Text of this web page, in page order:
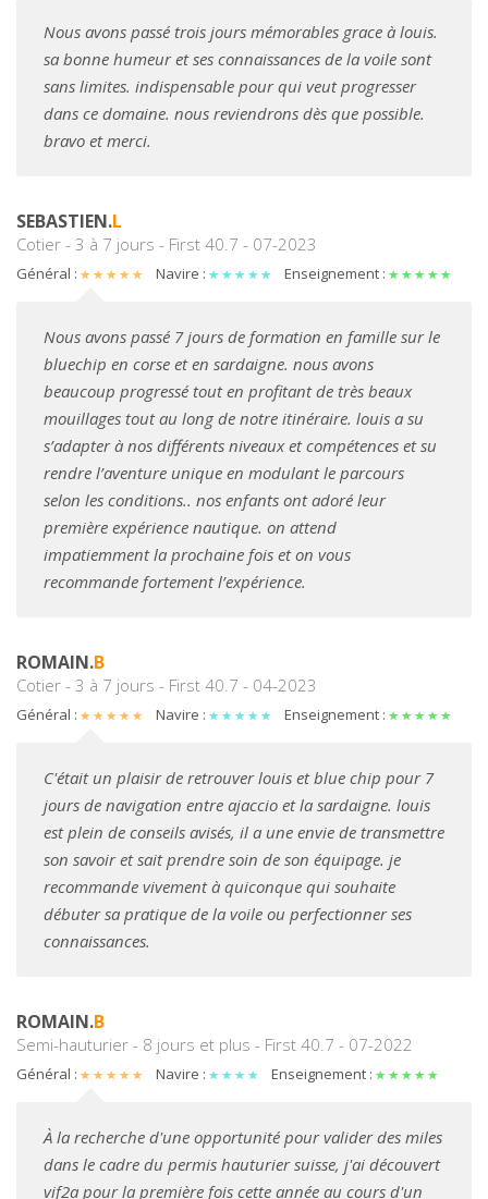
Nous avons passé trois jours mémorables grace à louis.
sa bonne humeur et ses connaissances de la voile sont
sans limites. indispensable pour qui veut progresser
dans ce domaine. nous reviendrons dès que possible.
bravo et merci.
SEBASTIEN.L
Cotier - 3 à 7 jours - First 40.7 - 07-2023
Général : Navire : Enseignement :
Nous avons passé 7 jours de formation en famille sur le
bluechip en corse et en sardaigne. nous avons
beaucoup progressé tout en profitant de très beaux
mouillages tout au long de notre itinéraire. louis a su
s’adapter à nos différents niveaux et compétences et su
rendre l’aventure unique en modulant le parcours
selon les conditions.. nos enfants ont adoré leur
première expérience nautique. on attend
impatiemment la prochaine fois et on vous
recommande fortement l’expérience.
ROMAIN.B
Cotier - 3 à 7 jours - First 40.7 - 04-2023
Général : Navire : Enseignement :
C'était un plaisir de retrouver louis et blue chip pour 7
jours de navigation entre ajaccio et la sardaigne. louis
est plein de conseils avisés, il a une envie de transmettre
son savoir et sait prendre soin de son équipage. je
recommande vivement à quiconque qui souhaite
débuter sa pratique de la voile ou perfectionner ses
connaissances.
ROMAIN.B
Semi-hauturier - 8 jours et plus - First 40.7 - 07-2022
Général : Navire : Enseignement :
À la recherche d'une opportunité pour valider des miles
dans le cadre du permis hauturier suisse, j'ai découvert
vif2a pour la première fois cette année au cours d'un